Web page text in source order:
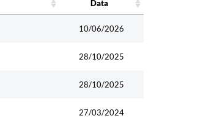
Data
10/06/2026
28/10/2025
28/10/2025
27/03/2024